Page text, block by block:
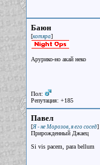
Баюн
[котяра]
Арурико-но акай неко
Пол:
Репутация: +185
Павел
[Я - не Морозов, я его сосед]
Прирожденный Джаец
Si vis pacem, para bellum